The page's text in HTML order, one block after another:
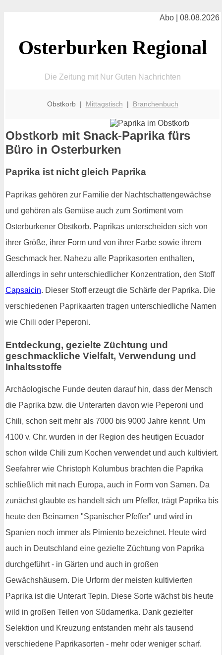
Abo | 08.08.2026
Osterburken Regional
Die Zeitung mit Nur Guten Nachrichten
Obstkorb | Mittagstisch | Branchenbuch
Obstkorb mit Snack-Paprika fürs
Büro in Osterburken
Paprika ist nicht gleich Paprika
Paprikas gehören zur Familie der Nachtschattengewächse
und gehören als Gemüse auch zum Sortiment vom
Osterburkener Obstkorb. Paprikas unterscheiden sich von
ihrer Größe, ihrer Form und von ihrer Farbe sowie ihrem
Geschmack her. Nahezu alle Paprikasorten enthalten,
allerdings in sehr unterschiedlicher Konzentration, den Stoff
Capsaicin. Dieser Stoff erzeugt die Schärfe der Paprika. Die
verschiedenen Paprikaarten tragen unterschiedliche Namen
wie Chili oder Peperoni.
Entdeckung, gezielte Züchtung und
geschmackliche Vielfalt, Verwendung und
Inhaltsstoffe
Archäologische Funde deuten darauf hin, dass der Mensch
die Paprika bzw. die Unterarten davon wie Peperoni und
Chili, schon seit mehr als 7000 bis 9000 Jahre kennt. Um
4100 v. Chr. wurden in der Region des heutigen Ecuador
schon wilde Chili zum Kochen verwendet und auch kultiviert.
Seefahrer wie Christoph Kolumbus brachten die Paprika
schließlich mit nach Europa, auch in Form von Samen. Da
zunächst glaubte es handelt sich um Pfeffer, trägt Paprika bis
heute den Beinamen "Spanischer Pfeffer" und wird in
Spanien noch immer als Pimiento bezeichnet. Heute wird
auch in Deutschland eine gezielte Züchtung von Paprika
durchgeführt - in Gärten und auch in großen
Gewächshäusern. Die Urform der meisten kultivierten
Paprika ist die Unterart Tepin. Diese Sorte wächst bis heute
wild in großen Teilen von Südamerika. Dank gezielter
Selektion und Kreuzung entstanden mehr als tausend
verschiedene Paprikasorten - mehr oder weniger scharf.